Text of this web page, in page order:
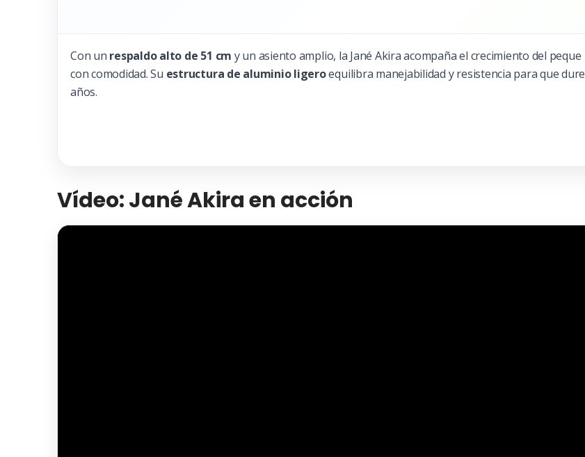
Con un respaldo alto de 51 cm y un asiento amplio, la Jané Akira acompaña el crecimiento del peque
con comodidad. Su estructura de aluminio ligeroequilibra manejabilidad y resistencia para que dure
años.
Vídeo: Jané Akira en acción